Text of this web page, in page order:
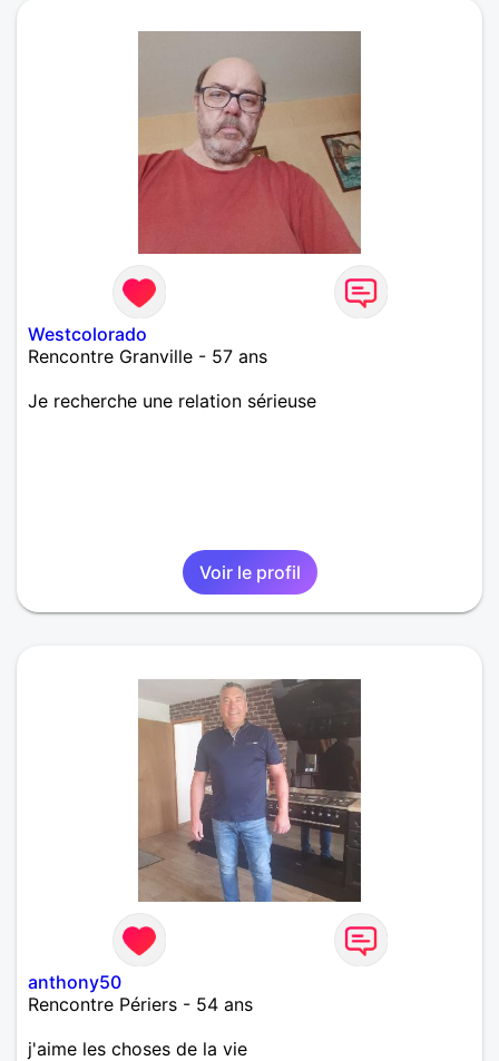
Westcolorado
Rencontre Granville - 57 ans
Je recherche une relation sérieuse
Voir le profil
anthony50
Rencontre Périers - 54 ans
j'aime les choses de la vie